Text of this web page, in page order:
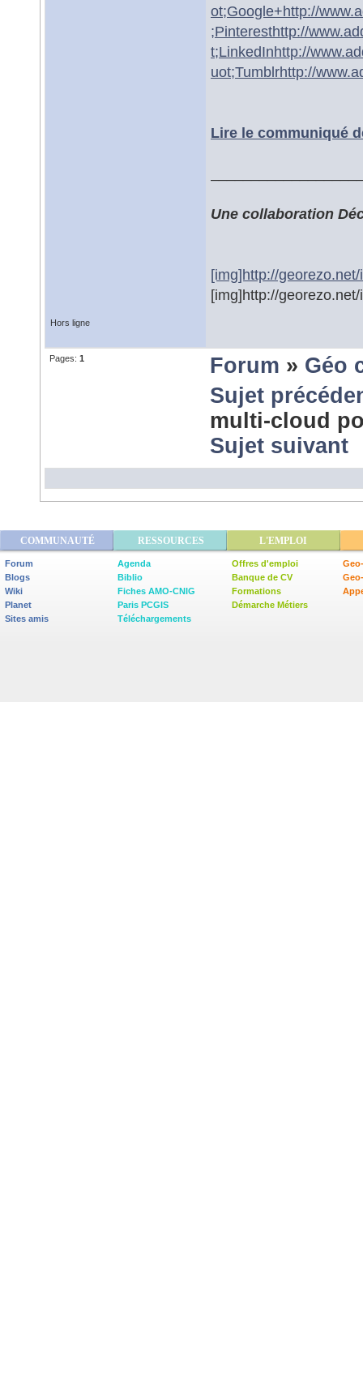
ot;Google+http://
;Pinteresthttp://
t;LinkedInhttp://
uot;Tumblrhttp://
Lire le communiqué
Une collaboration
[img]http://
[img]http://
Hors ligne
Pages: 1 Forum » Géo
Sujet
multi-cloud
Sujet suivant
COMMUNAUTÉ RESSOURCES L'EMPLOI
Forum
Blogs
Wiki
Planet
Sites amis
Agenda
Biblio
Fiches AMO-CNIG
Paris PCGIS
Téléchargements
Offres d'emploi
Banque de CV
Formations
Démarche Métiers